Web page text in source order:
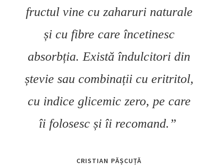
fructul vine cu zaharuri naturale
și cu fibre care încetinesc
absorbția. Există îndulcitori din
ștevie sau combinații cu eritritol,
cu indice glicemic zero, pe care
îi folosesc și îi recomand.”
CRISTIAN PĂȘCUȚĂ